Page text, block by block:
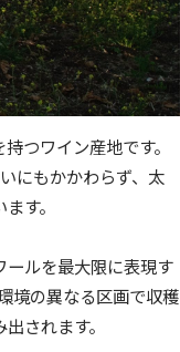
つワイン産地です。
にもかかわらず、太
す。
ールを最大限に表現す
境の異なる区画で収穫
されます。